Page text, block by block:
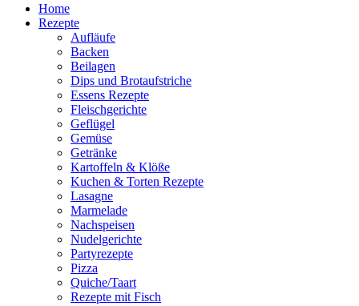
Home
Rezepte
Aufläufe
Backen
Beilagen
Dips und Brotaufstriche
Essens Rezepte
Fleischgerichte
Geflügel
Gemüse
Getränke
Kartoffeln & Klöße
Kuchen & Torten Rezepte
Lasagne
Marmelade
Nachspeisen
Nudelgerichte
Partyrezepte
Pizza
Quiche/Taart
Rezepte mit Fisch